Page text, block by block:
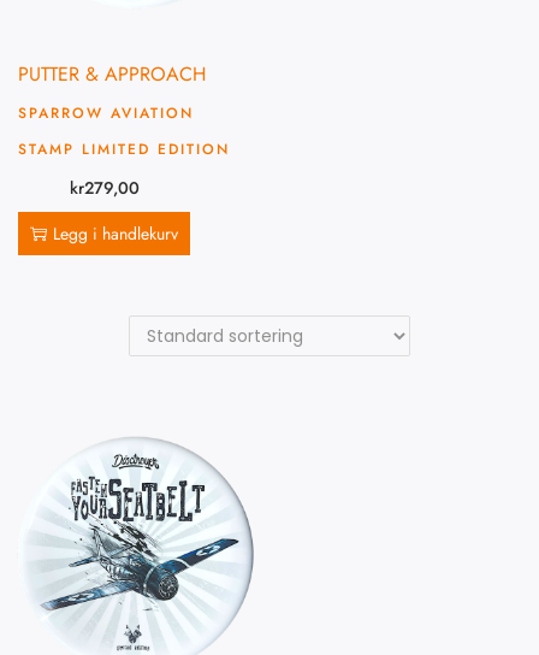
PUTTER & APPROACH
SPARROW AVIATION
STAMP LIMITED EDITION
kr279,00
Legg i handlekurv